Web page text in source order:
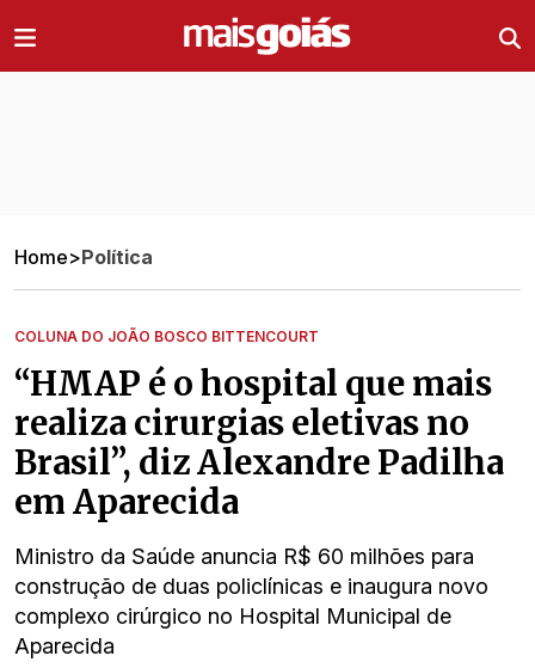
Home>Política
COLUNA DO JOÃO BOSCO BITTENCOURT
“HMAP é o hospital que mais
realiza cirurgias eletivas no
Brasil”, diz Alexandre Padilha
em Aparecida
Ministro da Saúde anuncia R$ 60 milhões para
construção de duas policlínicas e inaugura novo
complexo cirúrgico no Hospital Municipal de
Aparecida